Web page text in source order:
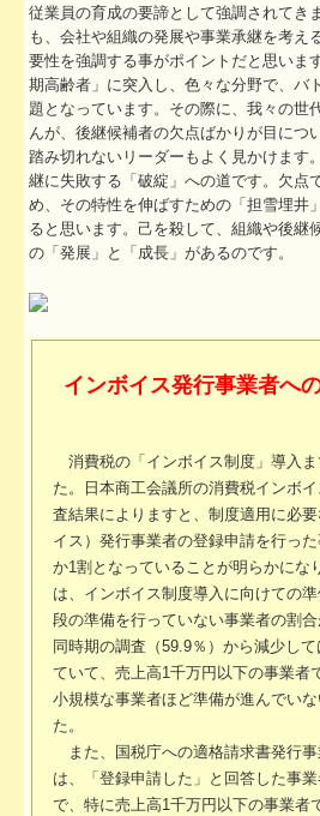
事務所通信バックナンバー
社会福祉法人ＮＰＯ法人料金表
社長メニューASP版
TKCシステムのご紹介
従業員の育成の要諦として強調されてき
も、会社や組織の発展や事業承継を考え
要性を強調する事がポイントだと思いま
期高齢者」に突入し、色々な分野で、バ
題となっています。その際に、我々の世
んが、後継候補者の欠点ばかりが目につ
踏み切れないリーダーもよく見かけます
継に失敗する「破綻」への道です。欠点
め、その特性を伸ばすための「担雪埋井
ると思います。己を殺して、組織や後継
の「発展」と「成長」があるのです。
インボイス発行事業者へ
消費税の「インボイス制度」導入ま
た。日本商工会議所の消費税インボ
査結果によりますと、制度適用に必
イス）発行事業者の登録申請を行っ
か1割となっていることが明らかにな
は、インボイス制度導入に向けての
段の準備を行っていない事業者の割
同時期の調査（59.9％）から減少し
ていて、売上高1千万円以下の事業者
小規模な事業者ほど準備が進んでい
た。
また、国税庁への適格請求書発行
は、「登録申請した」と回答した事
で、特に売上高1千万円以下の事業者